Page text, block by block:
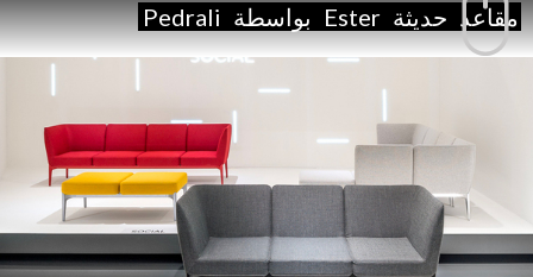
مقاعد حديثة Ester بواسطة Pedrali